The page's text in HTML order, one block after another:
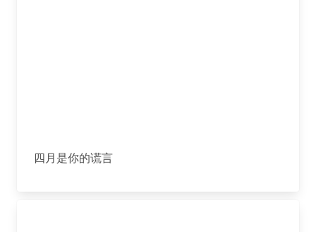
四月是你的谎言